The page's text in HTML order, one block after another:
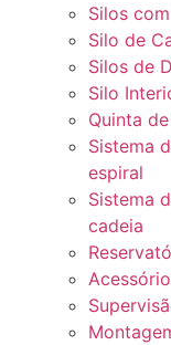
Silos
Silo de
Silos de
Silo
Quinta
Sistema
espiral
Sistema
cadeia